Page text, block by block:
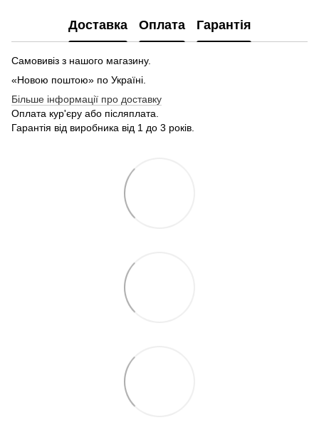
Доставка Оплата Гарантія
Самовивіз з нашого магазину.
«Новою поштою» по Україні.
Більше інформації про доставку
Оплата кур'єру або післяплата.
Гарантія від виробника від 1 до 3 років.